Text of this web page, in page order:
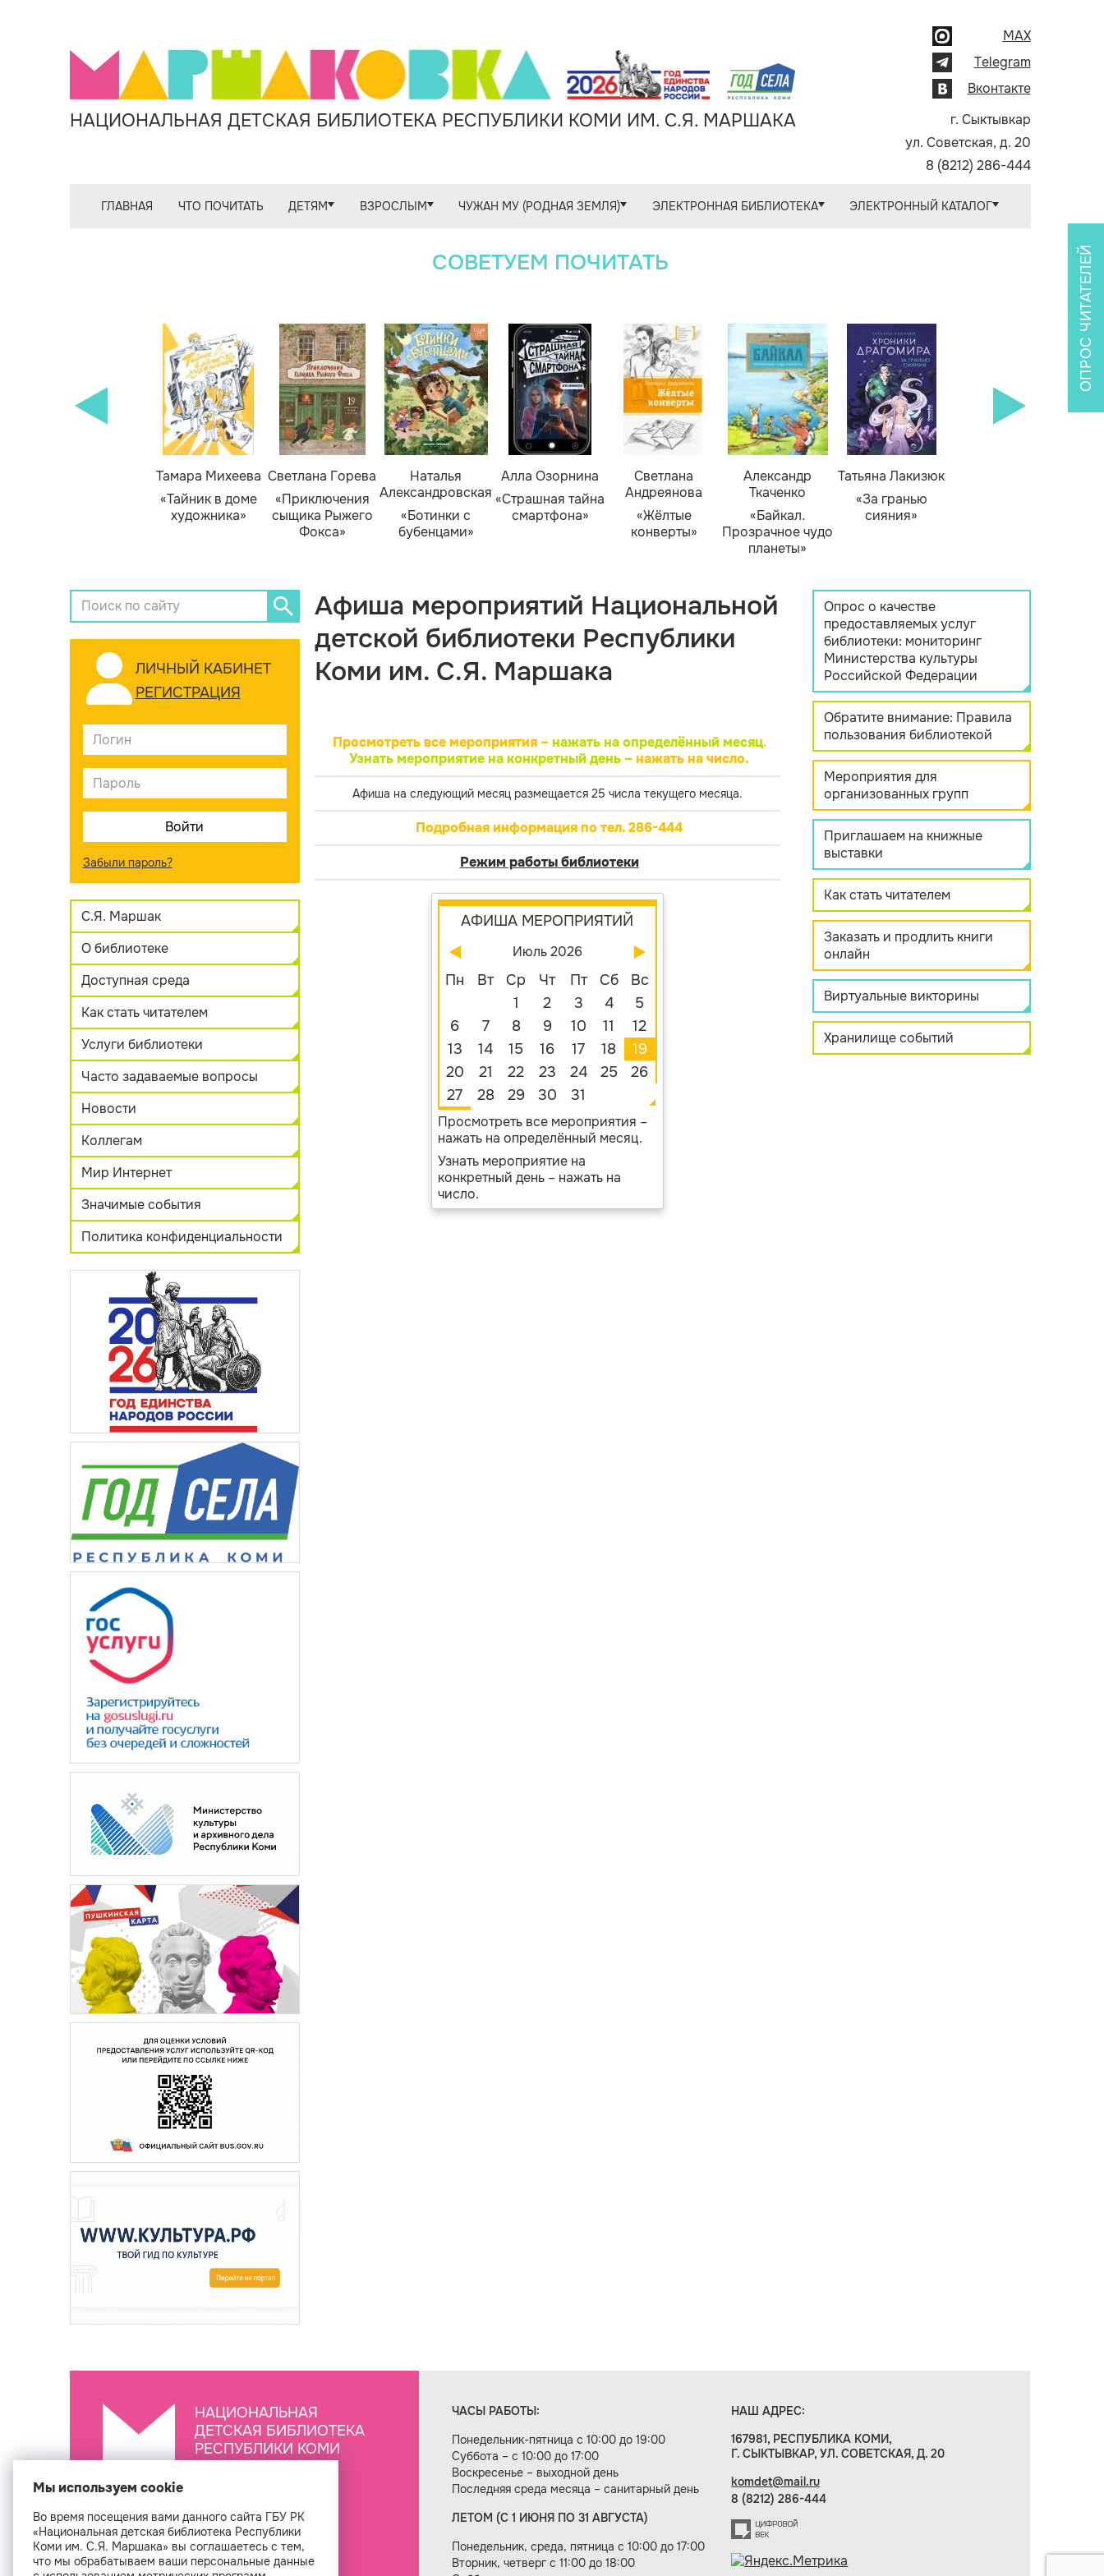
НАЦИОНАЛЬНАЯ ДЕТСКАЯ БИБЛИОТЕКА РЕСПУБЛИКИ КОМИ ИМ. С.Я. МАРШАКА
MAX
Telegram
Вконтакте
г. Сыктывкар
ул. Советская, д. 20
8 (8212) 286-444
ГЛАВНАЯ ЧТО ПОЧИТАТЬ ДЕТЯМ ВЗРОСЛЫМ ЧУЖАН МУ (РОДНАЯ ЗЕМЛЯ) ЭЛЕКТРОННАЯ БИБЛИОТЕКА ЭЛЕКТРОННЫЙ КАТАЛОГ
СОВЕТУЕМ ПОЧИТАТЬ
Тамара Михеева
«Тайник в доме
художника»
Светлана Горева
«Приключения
сыщика Рыжего
Фокса»
Наталья
Александровская
«Ботинки с
бубенцами»
Алла Озорнина
«Страшная тайна
смартфона»
Светлана
Андреянова
«Жёлтые
конверты»
Александр
Ткаченко
«Байкал.
Прозрачное чудо
планеты»
Татьяна Лакизюк
«За гранью
сияния»
ЛИЧНЫЙ КАБИНЕТ
РЕГИСТРАЦИЯ
Забыли пароль?
С.Я. Маршак
О библиотеке
Доступная среда
Как стать читателем
Услуги библиотеки
Часто задаваемые вопросы
Новости
Коллегам
Мир Интернет
Значимые события
Политика конфиденциальности
Афиша мероприятий Национальной
детской библиотеки Республики
Коми им. С.Я. Маршака
Просмотреть все мероприятия – нажать на определённый месяц.
Узнать мероприятие на конкретный день –нажать на число.
Афиша на следующий месяц размещается 25 числа текущего месяца.
Подробная информация по тел. 286-444
Режим работы библиотеки
АФИША МЕРОПРИЯТИЙ
Июль 2026
Пн Вт Ср Чт Пт Сб
Вс
1
2 3 4
5
6
7 8 9 10 11
12
13
14 15 16 17 18
19
20
21 22 23 24 25
26
27
28 29 30 31
Просмотреть все мероприятия –
нажать на определённый месяц.
Узнать мероприятие на
конкретный день – нажать на
число.
ОПРОС ЧИТАТЕЛЕЙ
Опрос о качестве
предоставляемых услуг
библиотеки: мониторинг
Министерства культуры
Российской Федерации
Обратите внимание: Правила
пользования библиотекой
Мероприятия для
организованных групп
Приглашаем на книжные
выставки
Как стать читателем
Заказать и продлить книги
онлайн
Виртуальные викторины
Хранилище событий
НАЦИОНАЛЬНАЯ
ДЕТСКАЯ БИБЛИОТЕКА
РЕСПУБЛИКИ КОМИ
ЧАСЫ РАБОТЫ:
Понедельник-пятница с 10:00 до 19:00
Суббота – с 10:00 до 17:00
Воскресенье – выходной день
Последняя среда месяца – санитарный день
ЛЕТОМ (С 1 ИЮНЯ ПО 31 АВГУСТА)
Понедельник, среда, пятница с 10:00 до 17:00
Вторник, четверг с 11:00 до 18:00
НАШ АДРЕС:
167981, РЕСПУБЛИКА КОМИ,
Г. СЫКТЫВКАР, УЛ. СОВЕТСКАЯ, Д. 20
komdet@mail.ru
8 (8212) 286-444
Создание сайта — веб-студия «Цифровой век»
Мы используем cookie
Во время посещения вами данного сайта ГБУ РК
«Национальная детская библиотека Республики
Коми им. С.Я. Маршака» вы соглашаетесь с тем,
что мы обрабатываем ваши персональные данные